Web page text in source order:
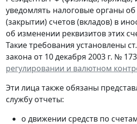
уведомлять налоговые органы
(закрытии) счетов (вкладов) в
об изменении реквизитов этих
Такие требования установлены
закона от 10 декабря 2003 г. №
регулировании и валютном
Эти лица также обязаны
службу отчеты:
о движении средств по